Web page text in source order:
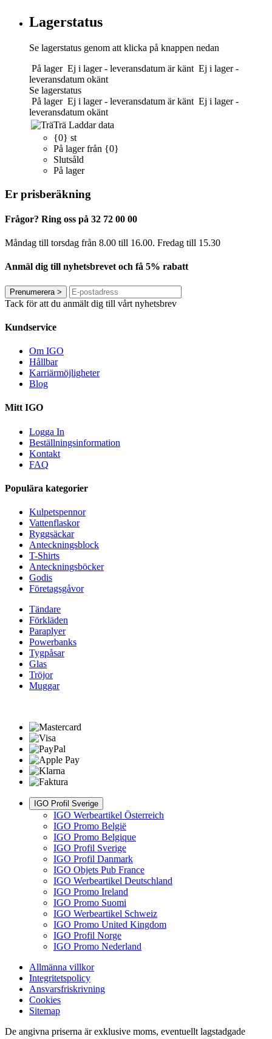
Lagerstatus
Se lagerstatus genom att klicka på knappen nedan
På lager Ej i lager - leveransdatum är känt Ej i lager -
leveransdatum okänt
Se lagerstatus
På lager Ej i lager - leveransdatum är känt Ej i lager -
leveransdatum okänt
Trä Laddar data
{0} st
På lager från {0}
Slutsåld
På lager
Er prisberäkning
Frågor? Ring oss på 32 72 00 00
Måndag till torsdag från 8.00 till 16.00. Fredag ​​till 15.30
Anmäl dig till nyhetsbrevet och få 5% rabatt
Prenumerera >
Tack för att du anmält dig till vårt nyhetsbrev
Kundservice
Om IGO
Hållbar
Karriärmöjligheter
Blog
Mitt IGO
Logga In
Beställningsinformation
Kontakt
FAQ
Populära kategorier
Kulpetspennor
Vattenflaskor
Ryggsäckar
Anteckningsblock
T-Shirts
Anteckningsböcker
Godis
Företagsgåvor
Tändare
Förkläden
Paraplyer
Powerbanks
Tygpåsar
Glas
Tröjor
Muggar
IGO Profil Sverige
IGO Werbeartikel Österreich
IGO Promo België
IGO Promo Belgique
IGO Profil Sverige
IGO Profil Danmark
IGO Objets Pub France
IGO Werbeartikel Deutschland
IGO Promo Ireland
IGO Promo Suomi
IGO Werbeartikel Schweiz
IGO Promo United Kingdom
IGO Profil Norge
IGO Promo Nederland
Allmänna villkor
Integritetspolicy
Ansvarsfriskrivning
Cookies
Sitemap
De angivna priserna är exklusive moms, eventuellt lagstadgade